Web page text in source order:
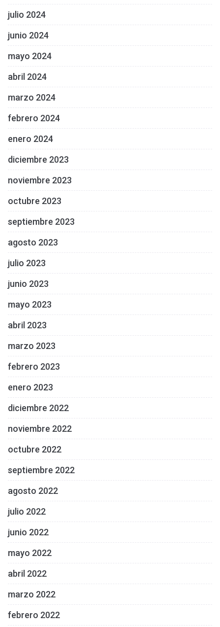
julio 2024
junio 2024
mayo 2024
abril 2024
marzo 2024
febrero 2024
enero 2024
diciembre 2023
noviembre 2023
octubre 2023
septiembre 2023
agosto 2023
julio 2023
junio 2023
mayo 2023
abril 2023
marzo 2023
febrero 2023
enero 2023
diciembre 2022
noviembre 2022
octubre 2022
septiembre 2022
agosto 2022
julio 2022
junio 2022
mayo 2022
abril 2022
marzo 2022
febrero 2022